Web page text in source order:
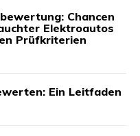
Chancen
Elektroautos
Prüfkriterien
Ein Leitfaden